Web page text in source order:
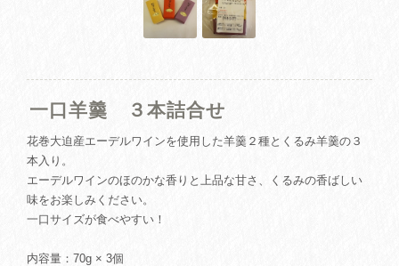
一口羊羹 ３本詰合せ
花巻大迫産エーデルワインを使用した羊羹２種とくるみ羊羹の３
本入り。
エーデルワインのほのかな香りと上品な甘さ、くるみの香ばしい
味をお楽しみください。
一口サイズが食べやすい！
内容量：70g × 3個